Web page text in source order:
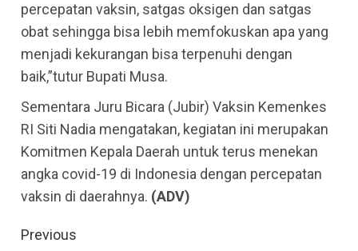
percepatan vaksin, satgas oksigen dan satgas
obat sehingga bisa lebih memfokuskan apa yang
menjadi kekurangan bisa terpenuhi dengan
baik,”tutur Bupati Musa.
Sementara Juru Bicara (Jubir) Vaksin Kemenkes
RI Siti Nadia mengatakan, kegiatan ini merupakan
Komitmen Kepala Daerah untuk terus menekan
angka covid-19 di Indonesia dengan percepatan
vaksin di daerahnya. (ADV)
Continue
Previous